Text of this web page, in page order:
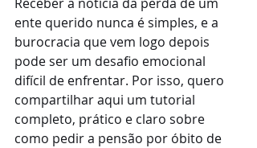
ente querido nunca é simples, e a
burocracia que vem logo depois
pode ser um desafio emocional
difícil de enfrentar. Por isso, quero
compartilhar aqui um tutorial
completo, prático e claro sobre
como pedir a pensão por óbito de